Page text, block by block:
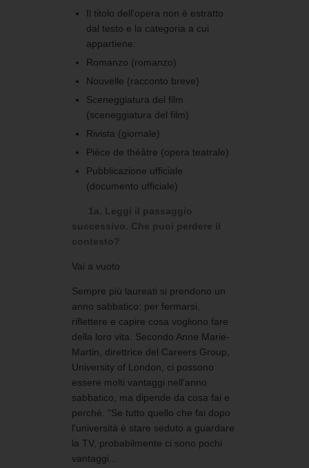
Il titolo dell'opera non è estratto
dal testo e la categoria a cui
appartiene:
Romanzo (romanzo)
Nouvelle (racconto breve)
Sceneggiatura del film
(sceneggiatura del film)
Rivista (giornale)
Pièce de théâtre (opera teatrale)
Pubblicazione ufficiale
(documento ufficiale)
1a. Leggi il passaggio
successivo. Che puoi perdere il
contesto?
Vai a vuoto
Sempre più laureati si prendono un
anno sabbatico: per fermarsi,
riflettere e capire cosa vogliono fare
della loro vita. Secondo Anne Marie-
Martin, direttrice del Careers Group,
University of London, ci possono
essere molti vantaggi nell'anno
sabbatico, ma dipende da cosa fai e
perché. "Se tutto quello che fai dopo
l'università è stare seduto a guardare
la TV, probabilmente ci sono pochi
vantaggi...